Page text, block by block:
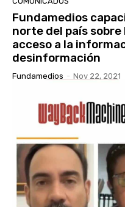
Fundamedios
norte del país
acceso a la
desinformación
Fundamedios - Nov 22, 2021